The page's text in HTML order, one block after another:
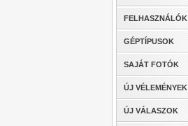
FELHASZNÁLÓK
GÉPTÍPUSOK
SAJÁT FOTÓK
ÚJ VÉLEMÉNYEK
ÚJ VÁLASZOK